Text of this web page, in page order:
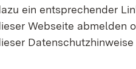
ein entsprechender
Webseite abmelden